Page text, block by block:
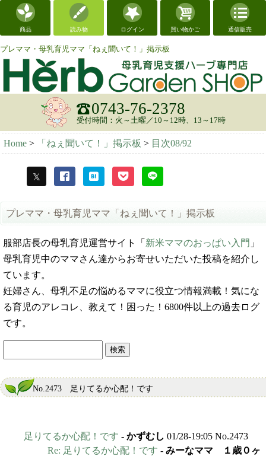
商品 読み物 ログイン 買い物かご 通信販売
プレママ・母乳育児ママ「ねぇ聞いて！」掲示板
0743-76-2378
受付時間：火～土曜／10～12時、13～17時
Home > 「ねぇ聞いて！」掲示板 > 目次08/92
プレママ・母乳育児ママ「ねぇ聞いて！」掲示板
服部店長の母乳育児運営サイト「 新米ママのおっぱい入門 」
母乳育児中のママさん達からお寄せいただいた投稿を紹介し
ています。
妊婦さん、母乳不足の悩めるママに役立つ情報満載！気にな
る育児のアレコレ、教えて！困った！6800件以上の過去ログ
です。
No.2473 足りてるか心配！です
足りてるか心配！です - かずむし 01/28-19:05 No.2473
Re: 足りてるか心配！です - みーなママ １歳０ヶ